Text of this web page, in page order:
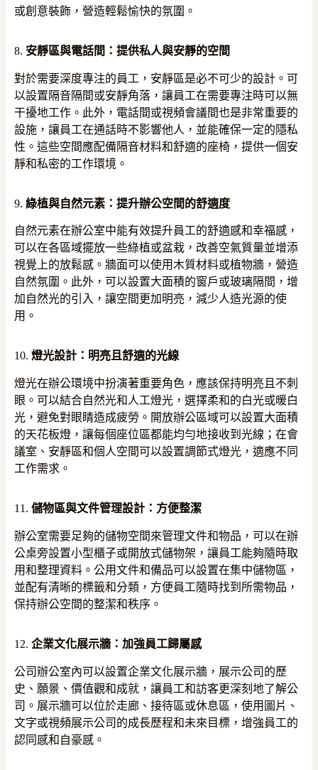
或創意裝飾，營造輕鬆愉快的氛圍。
8. 安靜區與電話間：提供私人與安靜的空間
對於需要深度專注的員工，安靜區是必不可少的設計。可
以設置隔音隔間或安靜角落，讓員工在需要專注時可以無
干擾地工作。此外，電話間或視頻會議間也是非常重要的
設施，讓員工在通話時不影響他人，並能確保一定的隱私
性。這些空間應配備隔音材料和舒適的座椅，提供一個安
靜和私密的工作環境。
9.綠植與自然元素：提升辦公空間的舒適度
自然元素在辦公室中能有效提升員工的舒適感和幸福感，
可以在各區域擺放一些綠植或盆栽，改善空氣質量並增添
視覺上的放鬆感。牆面可以使用木質材料或植物牆，營造
自然氛圍。此外，可以設置大面積的窗戶或玻璃隔間，增
加自然光的引入，讓空間更加明亮，減少人造光源的使
用。
10.燈光設計：明亮且舒適的光線
燈光在辦公環境中扮演著重要角色，應該保持明亮且不刺
眼。可以結合自然光和人工燈光，選擇柔和的白光或暖白
光，避免對眼睛造成疲勞。開放辦公區域可以設置大面積
的天花板燈，讓每個座位區都能均勻地接收到光線；在會
議室、安靜區和個人空間可以設置調節式燈光，適應不同
工作需求。
11.儲物區與文件管理設計：方便整潔
辦公室需要足夠的儲物空間來管理文件和物品，可以在辦
公桌旁設置小型櫃子或開放式儲物架，讓員工能夠隨時取
用和整理資料。公用文件和備品可以設置在集中儲物區，
並配有清晰的標籤和分類，方便員工隨時找到所需物品，
保持辦公空間的整潔和秩序。
12.企業文化展示牆：加強員工歸屬感
公司辦公室內可以設置企業文化展示牆，展示公司的歷
史、願景、價值觀和成就，讓員工和訪客更深刻地了解公
司。展示牆可以位於走廊、接待區或休息區，使用圖片、
文字或視頻展示公司的成長歷程和未來目標，增強員工的
認同感和自豪感。